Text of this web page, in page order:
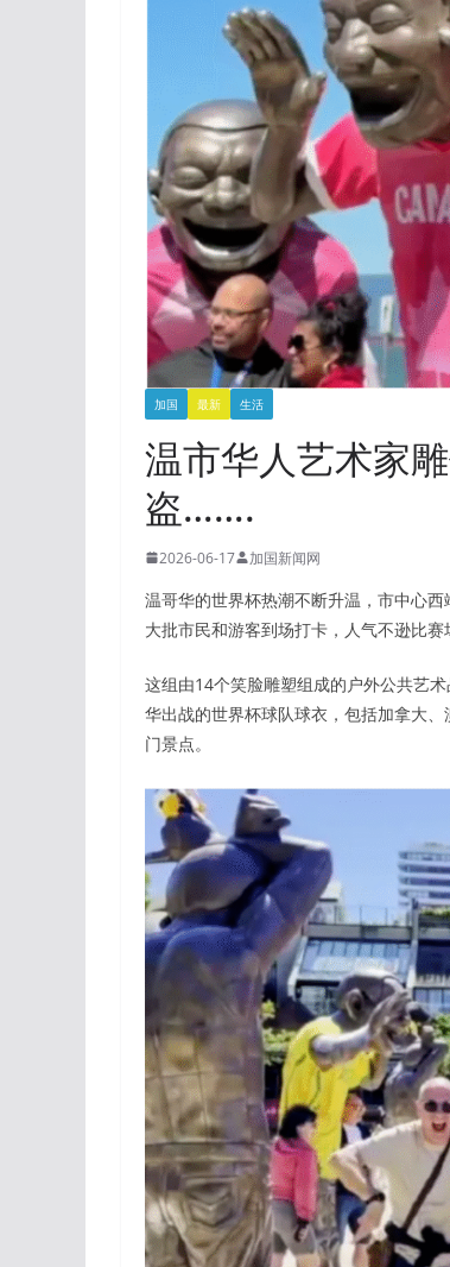
加国 最新 生活
温市华人艺术家
盗…….
2026-06-17 加国新闻网
温哥华的世界杯热潮不断升温，市中心
大批市民和游客到场打卡，人气不逊比赛
这组由14个笑脸雕塑组成的户外公共艺
华出战的世界杯球队球衣，包括加拿大
门景点。